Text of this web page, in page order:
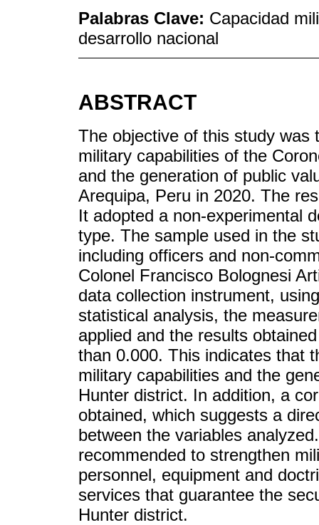
Palabras Clave: Capacidad
desarrollo nacional
ABSTRACT
The objective of this study was
military capabilities of the
and the generation of public
Arequipa, Peru in 2020. The
It adopted a non-experimental
type. The sample used in the
including officers and non-
Colonel Francisco Bolognesi
data collection instrument,
statistical analysis, the
applied and the results
than 0.000. This indicates that
military capabilities and the
Hunter district. In addition, a
obtained, which suggests a
between the variables
recommended to strengthen
personnel, equipment and
services that guarantee the
Hunter district.